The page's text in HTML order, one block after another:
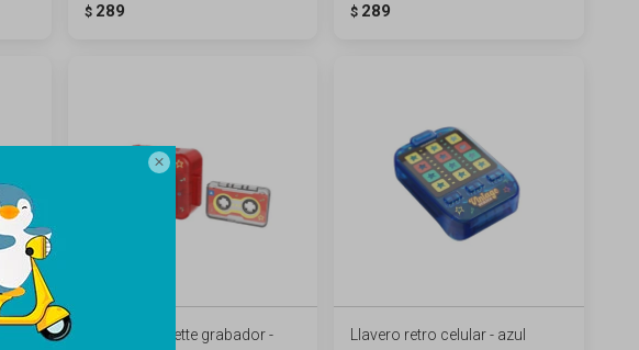

$ 289 $ 289
Llavero cassette grabador -
Llavero retro celular - azul